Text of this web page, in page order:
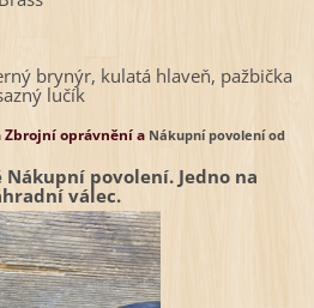
brynýr, kulatá hlaveň, pažbička
lučík
Zbrojní oprávnění a Nákupní povolení od
Nákupní povolení. Jedno na
válec.